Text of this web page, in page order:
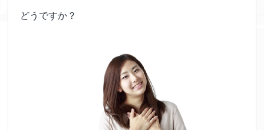
どうですか？